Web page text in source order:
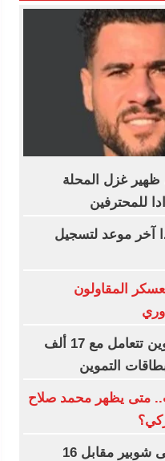
ظهير غزل المحلة
للمحترفين
آخر موعد لتسجيل
المقاولون
الشكاوى الحكومية: التموين تتعامل مع 17 ألف
التموين
متى يظهر محمد صلاح
الأهلي يمدد عقد مصطفى شوبير مقابل 16